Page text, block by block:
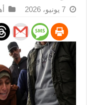
7 يونيو، 2026